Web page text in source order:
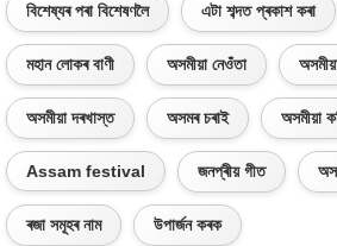
বিশেষ্যৰ পৰা বিশেষণলৈ এটা শব্দত প্ৰকাশ কৰা
মহান লোকৰ বাণী অসমীয়া নেওঁতা
অসমীয়া দৰখাস্ত অসমৰ চৰাই অসমীয়া
Assam festival জনপ্ৰীয় গীত
ৰজা সমূহৰ নাম উপাৰ্জন কৰক